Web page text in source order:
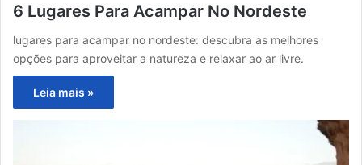
6 Lugares Para Acampar No Nordeste
lugares para acampar no nordeste: descubra as melhores
opções para aproveitar a natureza e relaxar ao ar livre.
Leia mais »